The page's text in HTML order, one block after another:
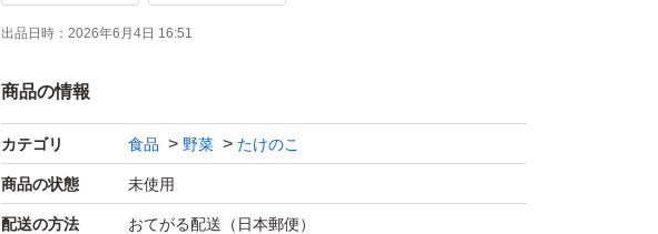
保存料は一切不使用。素材の持つ旨味を大切に、安心して毎日食
べられる惣菜に仕上げました。
使いやすい小分けパックなので、開封するたびに作りたての美味
しさをお楽しみいただけます。
出品日時： 2026年6月4日 16:51
商品の情報
カテゴリ 食品 野菜 たけのこ
商品の状態 未使用
配送の方法 おてがる配送（日本郵便）